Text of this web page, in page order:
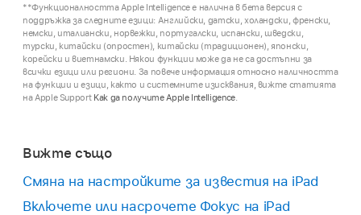
**Функционалността Apple Intelligence е налична в бета версия с
поддръжка за следните езици: Английски, датски, холандски, френски,
немски, италиански, норвежки, португалски, испански, шведски,
турски, китайски (опростен), китайски (традиционен), японски,
корейски и виетнамски. Някои функции може да не са достъпни за
всички езици или региони. За повече информация относно наличността
на функции и езици, както и системните изисквания, вижте статията
на Apple Support Как да получите Apple Intelligence.
Вижте също
Смяна на настройките за известия на iPad
Включете или насрочете Фокус на iPad